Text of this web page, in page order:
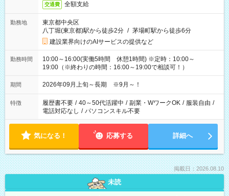
交通費 全額支給
勤務地
東京都中央区
八丁堀(東京都)駅から徒歩2分 / 茅場町駅から徒歩6分
建設業界向けのAIサービスの提供など
勤務時間
10:00～16:00(実働5時間 休憩1時間) ※定時：10:00～
19:00（※終わりの時間：16:00～19:00で相談可！）
期間 2026年09月上旬～長期 ※9月～！
特徴 履歴書不要 / 40～50代活躍中 / 副業・WワークOK / 服装自由 /
電話対応なし / パソコンスキル不要
気になる！ 応募する 詳細へ
掲載日：2026.08.10
未読